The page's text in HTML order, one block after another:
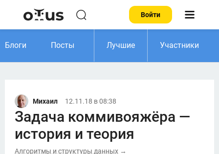
Войти
Блоги Посты Лучшие Участники
Михаил 12.11.18 в 08:38
Задача коммивояжёра —
история и теория
Алгоритмы и структуры данных →